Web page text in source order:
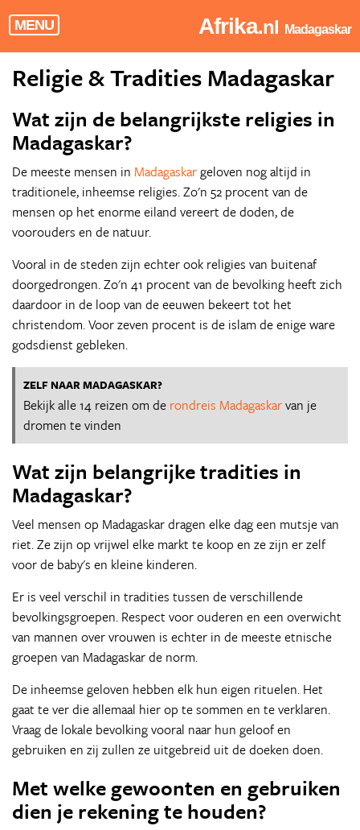
MENU Afrika.nl Madagaskar
Religie & Tradities Madagaskar
Wat zijn de belangrijkste religies in
Madagaskar?
De meeste mensen in Madagaskargeloven nog altijd in
traditionele, inheemse religies. Zo'n 52 procent van de
mensen op het enorme eiland vereert de doden, de
voorouders en de natuur.
Vooral in de steden zijn echter ook religies van buitenaf
doorgedrongen. Zo'n 41 procent van de bevolking heeft zich
daardoor in de loop van de eeuwen bekeert tot het
christendom. Voor zeven procent is de islam de enige ware
godsdienst gebleken.
ZELF NAAR MADAGASKAR?
Bekijk alle 14 reizen om de rondreis Madagaskarvan je
dromen te vinden
Wat zijn belangrijke tradities in
Madagaskar?
Veel mensen op Madagaskar dragen elke dag een mutsje van
riet. Ze zijn op vrijwel elke markt te koop en ze zijn er zelf
voor de baby's en kleine kinderen.
Er is veel verschil in tradities tussen de verschillende
bevolkingsgroepen. Respect voor ouderen en een overwicht
van mannen over vrouwen is echter in de meeste etnische
groepen van Madagaskar de norm.
De inheemse geloven hebben elk hun eigen rituelen. Het
gaat te ver die allemaal hier op te sommen en te verklaren.
Vraag de lokale bevolking vooral naar hun geloof en
gebruiken en zij zullen ze uitgebreid uit de doeken doen.
Met welke gewoonten en gebruiken
dien je rekening te houden?